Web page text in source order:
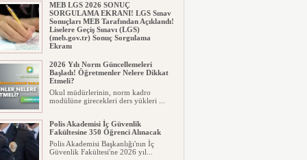
MEB LGS 2026 SONUÇ
SORGULAMA EKRANI! LGS Sınav
Sonuçları MEB Tarafından Açıklandı!
Liselere Geçiş Sınavı (LGS)
(meb.gov.tr) Sonuç Sorgulama
Ekranı
Milyonlarca öğrenci için ...
2026 Yılı Norm Güncellemeleri
Başladı! Öğretmenler Nelere Dikkat
Etmeli?
Okul müdürlerinin, norm kadro
modülüne girecekleri ders yükleri ...
Polis Akademisi İç Güvenlik
Fakültesine 350 Öğrenci Alınacak
Polis Akademisi Başkanlığı'nın İç
Güvenlik Fakültesi'ne 2026 yıl...